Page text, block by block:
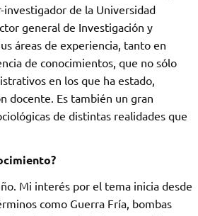
investigador de la Universidad
general de Investigación y
áreas de experiencia, tanto en
de conocimientos, que no sólo
en los que ha estado,
docente. Es también un gran
de distintas realidades que
Mi interés por el tema inicia desde
como Guerra Fría, bombas